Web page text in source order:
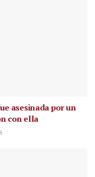
asesinada por un
con ella